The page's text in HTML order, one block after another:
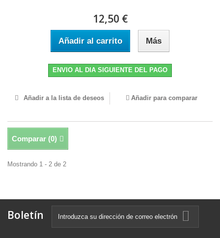
12,50 €
Añadir al carrito Más
ENVIO AL DIA SIGUIENTE DEL PAGO
Añadir a la lista de deseos Añadir para comparar
Comparar (0)
Mostrando 1 - 2 de 2
Boletín